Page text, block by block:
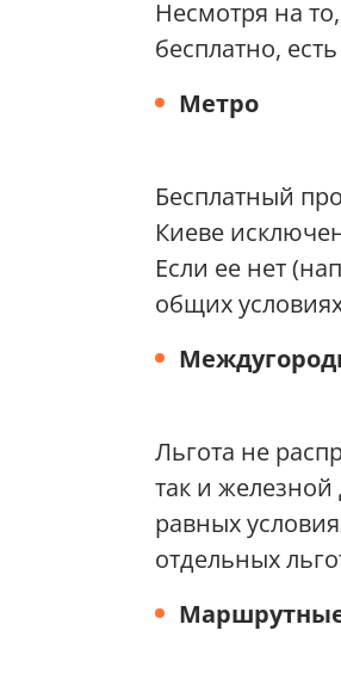
Несмотря на
бесплатно,
Метро
Бесплатный
Киеве
Если ее нет
общих
Льгота не
так и
равных
отдельных